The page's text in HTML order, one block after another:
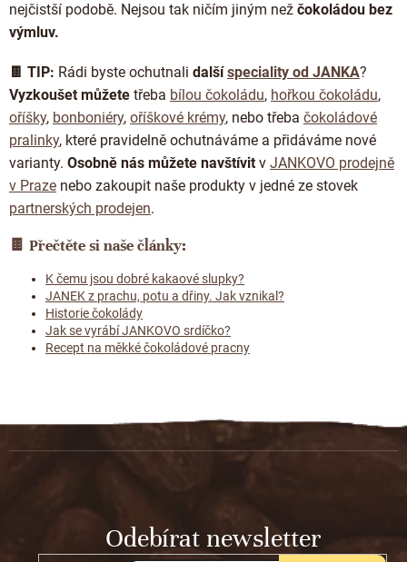
nejčistší podobě. Nejsou tak ničím jiným než čokoládou bez
výmluv.
🍫 TIP: Rádi byste ochutnali dalšíspeciality od JANKA?
Vyzkoušet můžete třeba bílou čokoládu, hořkou čokoládu,
oříšky, bonboniéry, oříškové krémy, nebo třeba čokoládové
pralinky, které pravidelně ochutnáváme a přidáváme nové
varianty. Osobně nás můžete navštívit v JANKOVO prodejně
v Praze nebo zakoupit naše produkty v jedné ze stovek
partnerských prodejen.
🍫 Přečtěte si naše články:
K čemu jsou dobré kakaové slupky?
JANEK z prachu, potu a dřiny. Jak vznikal?
Historie čokolády
Jak se vyrábí JANKOVO srdíčko?
Recept na měkké čokoládové pracny
Z
Odebírat newsletter